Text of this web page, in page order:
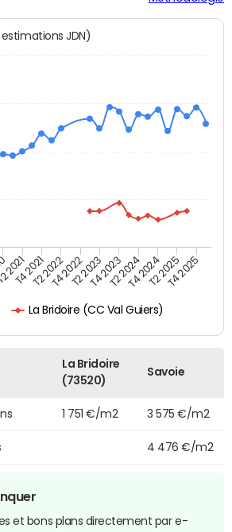
: estimations JDN)
La Bridoire (CC Val Guiers)
2021
T4 2021T2 2022T4 2022T2 2023T4 2023T2 2024T4 2024T2 2025T4 2025
La Bridoire
(73520)
Savoie
1 751 €/m2 3 575 €/m2
4 476 €/m2
et bons plans directement par e-